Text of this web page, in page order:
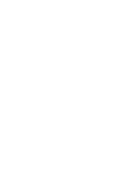
流餐敘報名
健康盃保齡球聯誼賽
來新面貌，7/1 新官